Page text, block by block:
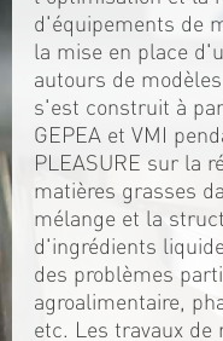
d'équipements de
la mise en place
autours de
s'est construit à
GEPEA et VMI
PLEASURE sur la
matières grasses
mélange et la
d'ingrédients
des problèmes
agroalimentaire,
etc. Les travaux